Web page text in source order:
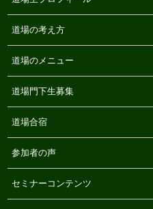
道場の考え方
道場のメニュー
道場門下生募集
道場合宿
参加者の声
セミナーコンテンツ